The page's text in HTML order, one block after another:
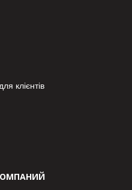
клієнтів